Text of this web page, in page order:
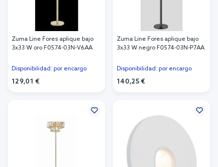
Zuma Line Fores aplique bajo
3x33 W oro F0574-03N-V6AA
Disponibilidad: por encargo
129,01 €
Zuma Line Fores aplique bajo
3x33 W negro F0574-03N-P7AA
Disponibilidad: por encargo
140,25 €